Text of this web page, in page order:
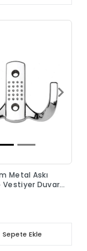
Metal Askı
Duvar
Sepete Ekle